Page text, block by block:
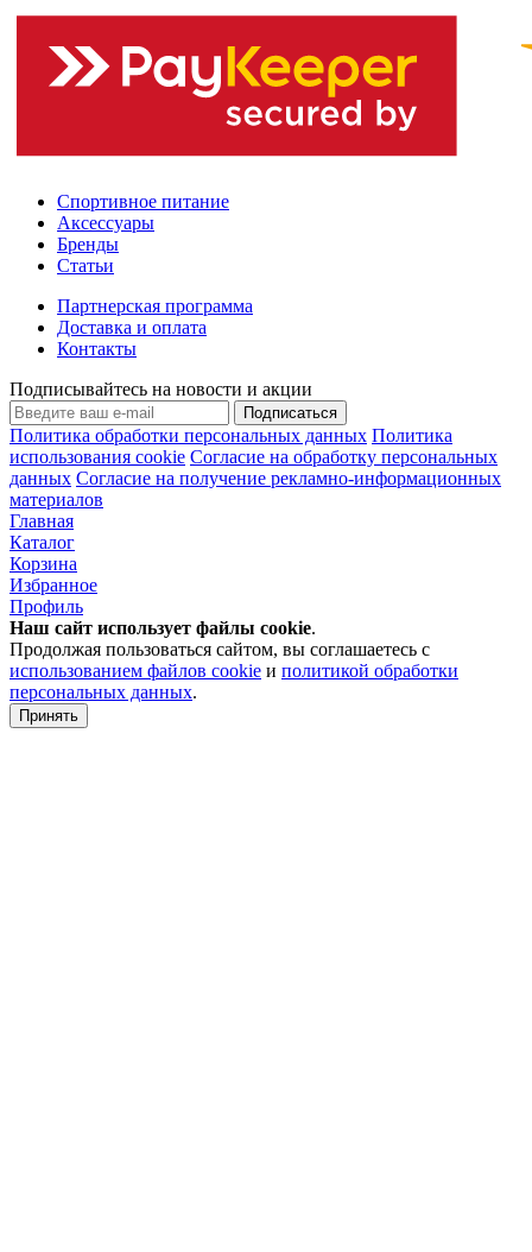
Спортивное питание
Аксессуары
Бренды
Статьи
Партнерская программа
Доставка и оплата
Контакты
Подписывайтесь на новости и акции
Подписаться
Политика обработки персональных данных Политика
использования cookie Согласие на обработку персональных
данных Согласие на получение рекламно-информационных
материалов
Главная
Каталог
Корзина
Избранное
Профиль
Наш сайт использует файлы cookie.
Продолжая пользоваться сайтом, вы соглашаетесь с
использованием файлов cookie и политикой обработки
персональных данных.
Принять